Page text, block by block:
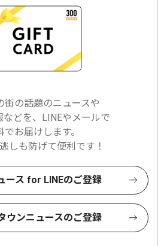
街の話題のニュースや
などを、LINEやメールで
でお届けします。
しも防げて便利です！
ース for LINEのご登録
ウンニュースのご登録